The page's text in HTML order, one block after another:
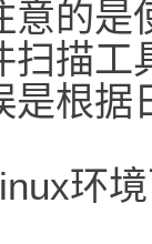
意的是
扫描工
是根据
环